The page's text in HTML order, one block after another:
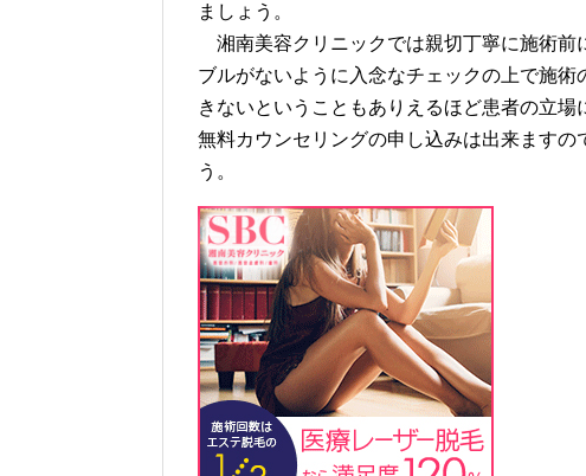
ましょう。
湘南美容クリニックでは親切丁寧に施術前
ブルがないように入念なチェックの上で施
きないということもありえるほど患者の立
無料カウンセリングの申し込みは出来ます
う。